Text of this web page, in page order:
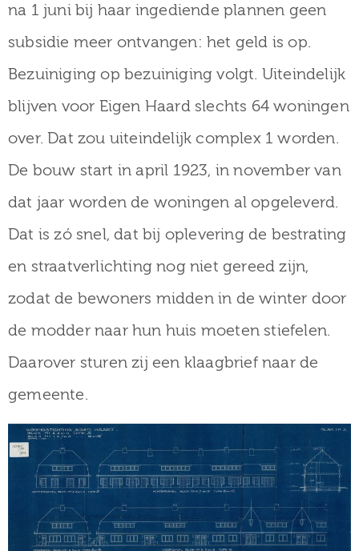
na 1 juni bij haar ingediende plannen geen
subsidie meer ontvangen: het geld is op.
Bezuiniging op bezuiniging volgt. Uiteindelijk
blijven voor Eigen Haard slechts 64 woningen
over. Dat zou uiteindelijk complex 1 worden.
De bouw start in april 1923, in november van
dat jaar worden de woningen al opgeleverd.
Dat is zó snel, dat bij oplevering de bestrating
en straatverlichting nog niet gereed zijn,
zodat de bewoners midden in de winter door
de modder naar hun huis moeten stiefelen.
Daarover sturen zij een klaagbrief naar de
gemeente.